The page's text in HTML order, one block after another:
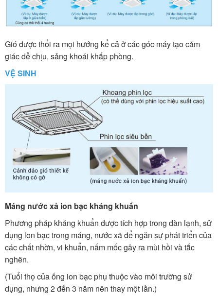
Gió được thổi ra mọi hướng kể cả ở các góc máy tạo cảm
giác dễ chịu, sảng khoái khắp phòng.
VỆ SINH
Máng nước xả ion bạc kháng khuẩn
Phương pháp kháng khuẩn được tích hợp trong dàn lạnh, sử
dụng lon bạc trong máng, nước xã để ngăn sự phát triển của
các chất nhờn, vi khuẩn, nấm mốc gây ra mùi hồi và tắc
nghẽn.
(Tuổi thọ của ống ion bạc phụ thuộc vào môi trường sử
dụng, nhưng 2 đến 3 năm nên thay một lần.)